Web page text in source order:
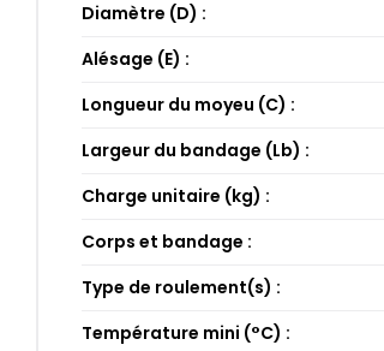
Diamètre (D) :
Alésage (E) :
Longueur du moyeu (C) :
Largeur du bandage (Lb) :
Charge unitaire (kg) :
Corps et bandage :
Type de roulement(s) :
Température mini (°C) :